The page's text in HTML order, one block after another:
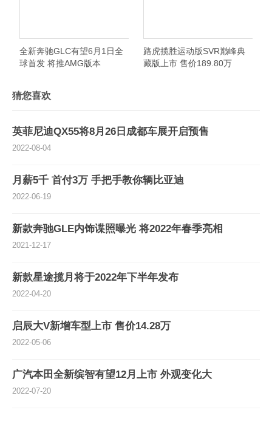
全新奔驰GLC有望6月1日全
球首发 将推AMG版本
路虎揽胜运动版SVR巅峰典
藏版上市 售价189.80万
猜您喜欢
英菲尼迪QX55将8月26日成都车展开启预售
2022-08-04
月薪5千 首付3万 手把手教你辆比亚迪
2022-06-19
新款奔驰GLE内饰谍照曝光 将2022年春季亮相
2021-12-17
新款星途揽月将于2022年下半年发布
2022-04-20
启辰大V新增车型上市 售价14.28万
2022-05-06
广汽本田全新缤智有望12月上市 外观变化大
2022-07-20